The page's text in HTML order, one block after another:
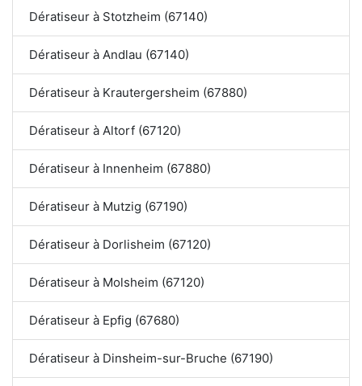
Dératiseur à Stotzheim (67140)
Dératiseur à Andlau (67140)
Dératiseur à Krautergersheim (67880)
Dératiseur à Altorf (67120)
Dératiseur à Innenheim (67880)
Dératiseur à Mutzig (67190)
Dératiseur à Dorlisheim (67120)
Dératiseur à Molsheim (67120)
Dératiseur à Epfig (67680)
Dératiseur à Dinsheim-sur-Bruche (67190)